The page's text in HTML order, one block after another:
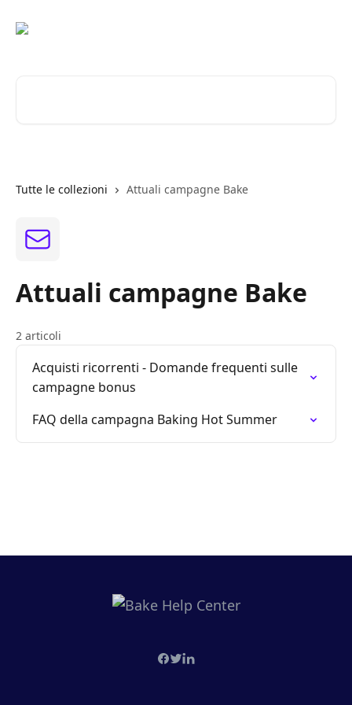
Tutte le collezioni Attuali campagne Bake
Attuali campagne Bake
2 articoli
Acquisti ricorrenti - Domande frequenti sulle
campagne bonus
FAQ della campagna Baking Hot Summer